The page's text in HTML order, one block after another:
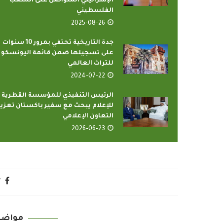
الفلسطيني
2025-08-26
جدة التاريخية تحتفي بمرور 10 سنوات
على تسجيلها ضمن قائمة اليونسكو
للتراث العالمي
2024-07-22
الرئيس التنفيذي للمؤسسة القطرية
للإعلام يبحث مع سفير باكستان
التعاون الإعلامي
2026-06-23
بإذاعات وتليفزيونات
بمدينة الإنتاج...
أمين عام منظمة
يدعو الدول